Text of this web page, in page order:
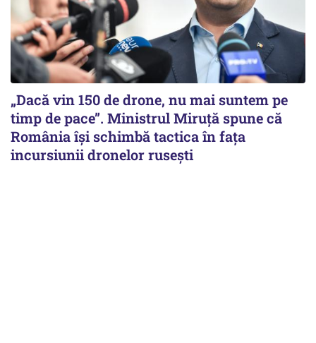
„Dacă vin 150 de drone, nu mai suntem pe
timp de pace”. Ministrul Miruţă spune că
România își schimbă tactica în fața
incursiunii dronelor rusești